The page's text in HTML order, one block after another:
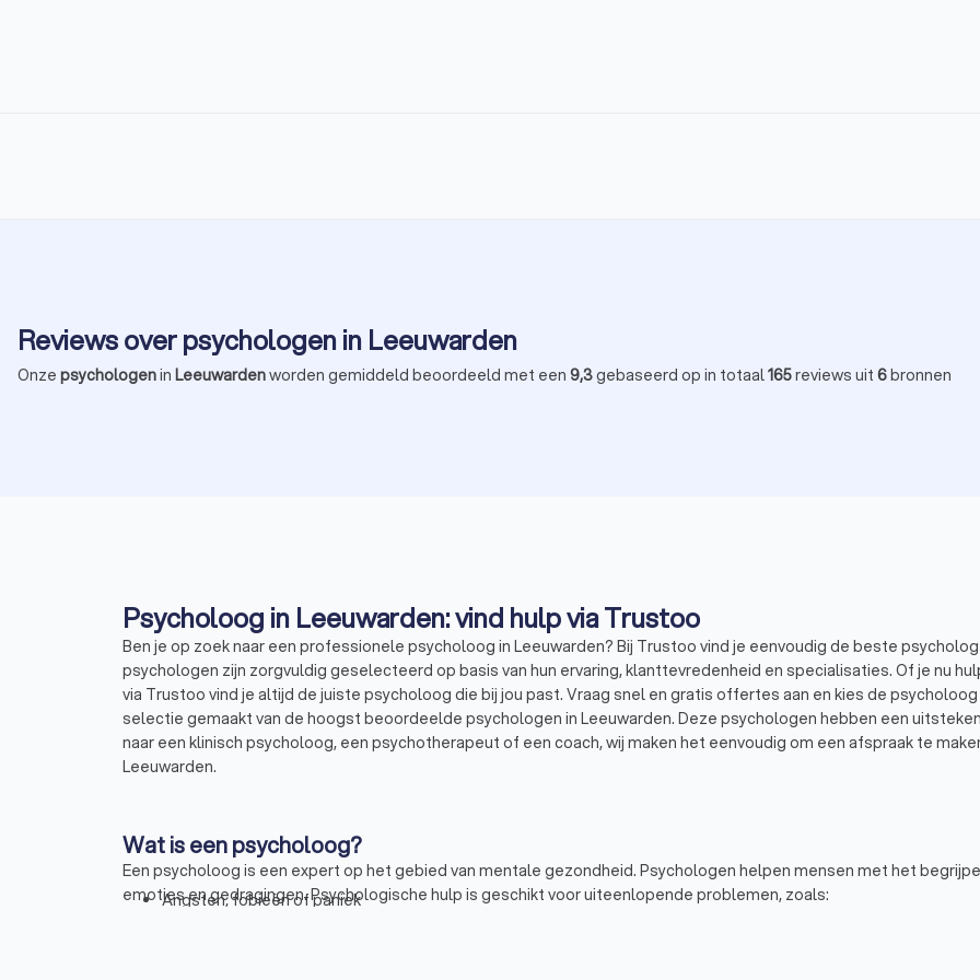
Reviews over psychologen in Leeuwarden
Onze psychologenin Leeuwardenworden gemiddeld beoordeeld met een 9,3gebaseerd op in totaal165reviews uit 6bronnen
Psycholoog in Leeuwarden: vind hulp via Trustoo
Ben je op zoek naar een professionele psycholoog in Leeuwarden? Bij Trustoo vind je eenvoudig de beste
psychologen zijn zorgvuldig geselecteerd op basis van hun ervaring, klanttevredenheid en specialisaties. Of je nu
via Trustoo vind je altijd de juiste psycholoog die bij jou past. Vraag snel en gratis offertes aan en kies de
selectie gemaakt van de hoogst beoordeelde psychologen in Leeuwarden. Deze psychologen hebben een
naar een klinisch psycholoog, een psychotherapeut of een coach, wij maken het eenvoudig om een afspraak te
Leeuwarden.
Wat is een psycholoog?
Een psycholoog is een expert op het gebied van mentale gezondheid. Psychologen helpen mensen met het
emoties en gedragingen. Psychologische hulp is geschikt voor uiteenlopende problemen, zoals:
Angsten, fobieën of paniek